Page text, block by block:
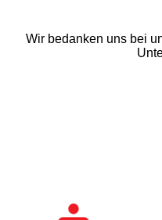
Wir bedanken uns bei